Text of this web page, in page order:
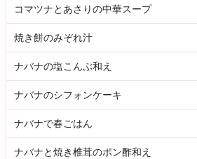
コマツナとあさりの中華スープ
焼き餅のみぞれ汁
ナバナの塩こんぶ和え
ナバナのシフォンケーキ
ナバナで春ごはん
ナバナと焼き椎茸のポン酢和え